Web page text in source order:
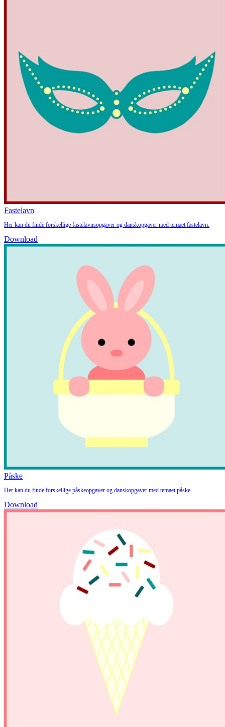
Fastelavn
Her kan du finde forskellige fastelavnsopgaver og danskopgaver med temaet fastelavn.
Download
Påske
Her kan du finde forskellige påskeopgaver og danskopgaver med temaet påske.
Download